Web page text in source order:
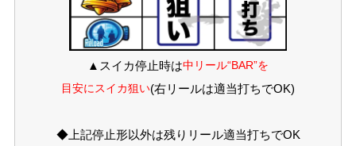
▲スイカ停止時は中リール“BAR”を
目安にスイカ狙い(右リールは適当打ちでOK)
◆上記停止形以外は残りリール適当打ちでOK